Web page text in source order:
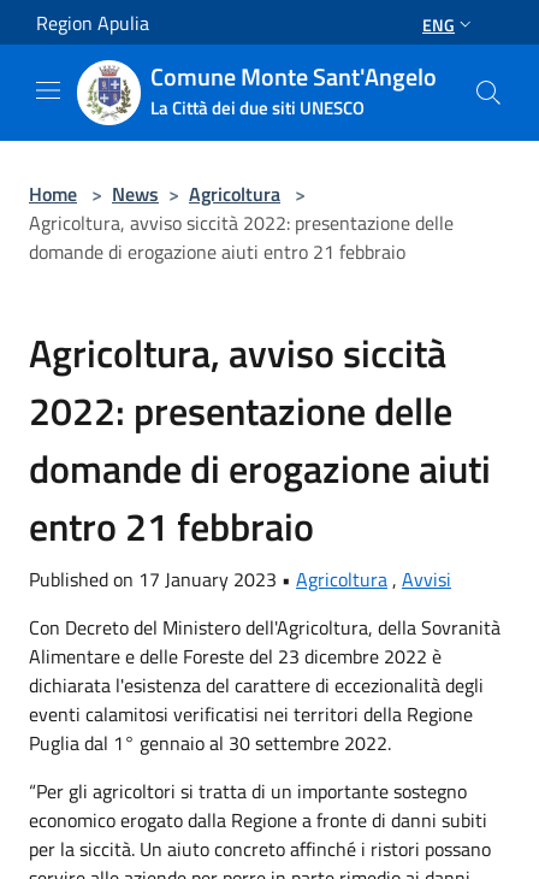
Salta al contenuto principale
Region Apulia ENG
Comune Monte Sant'Angelo
La Città dei due siti UNESCO
Home > News > Agricoltura >
Agricoltura, avviso siccità 2022: presentazione delle
domande di erogazione aiuti entro 21 febbraio
Agricoltura, avviso siccità
2022: presentazione delle
domande di erogazione aiuti
entro 21 febbraio
Published on 17 January 2023 • Agricoltura, Avvisi
Con Decreto del Ministero dell'Agricoltura, della Sovranità
Alimentare e delle Foreste del 23 dicembre 2022 è
dichiarata l'esistenza del carattere di eccezionalità degli
eventi calamitosi verificatisi nei territori della Regione
Puglia dal 1° gennaio al 30 settembre 2022.
“Per gli agricoltori si tratta di un importante sostegno
economico erogato dalla Regione a fronte di danni subiti
per la siccità. Un aiuto concreto affinché i ristori possano